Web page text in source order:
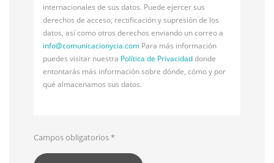
internacionales de sus datos. Puede ejercer sus
derechos de acceso, rectificación y supresión de los
datos, así como otros derechos enviando un correo a
info@comunicacionycia.com Para más información
puedes visitar nuestra Política de Privacidaddonde
entontarás más información sobre dónde, cómo y por
qué almacenamos sus datos.
Campos obligatorios*